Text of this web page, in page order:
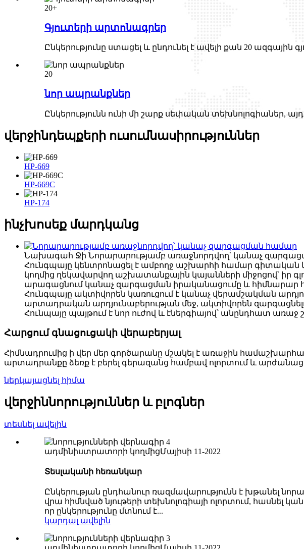
20+
Գյուտերի արտոնագրեր
Ընկերությունը ստացել և ընդունել է ավելի քան 20 ազգային
20
նոր ապրանքներ
Ընկերությունն ունի մի շարք սեփական տեխնոլոգիաներ,
վերջինդեպքերի ուսումնասիրություններ
HP-669
HP-669C
HP-174
ինչ խոսեք մարդկանց
Նախագահ Ջի Նորարարությամբ առաջնորդվող՝ կանաչ
Հունգպայը կենտրոնացել է ամբողջ աշխարհի համար
կողմից ղեկավարվող աշխատանքային կայանների միջոցով՝ իր
արագացնում կանաչ զարգացման իրականացումը և հիմնարար
Հունգպայը ակտիվորեն կառուցում է կանաչ վերամշակման
արտադրական արդյունաբերության մեջ, ակտիվորեն
Հունպայը պայթում է նոր ուժով և էներգիայով՝ անընդհատ
Հարցում գնացուցակի վերաբերյալ
Հիմնադրումից ի վեր մեր գործարանը մշակել է առաջին
արտադրանքը ձեռք է բերել գերազանց համբավ ոլորտում և
ներկայացնել հիմա
վերջիննորություններ և բլոգներ
տեսնել ավելին
ադմինիստրատորի կողմիցՄայիսի 11-2022
Տեսլականի հեռանկար
Ընկերության ընդհանուր ռազմավարությունն է խթանել
վրա հիմնված նյութերի տեխնոլոգիայի ոլորտում,
որ ընկերությունը մտնում է...
կարդալ ավելին